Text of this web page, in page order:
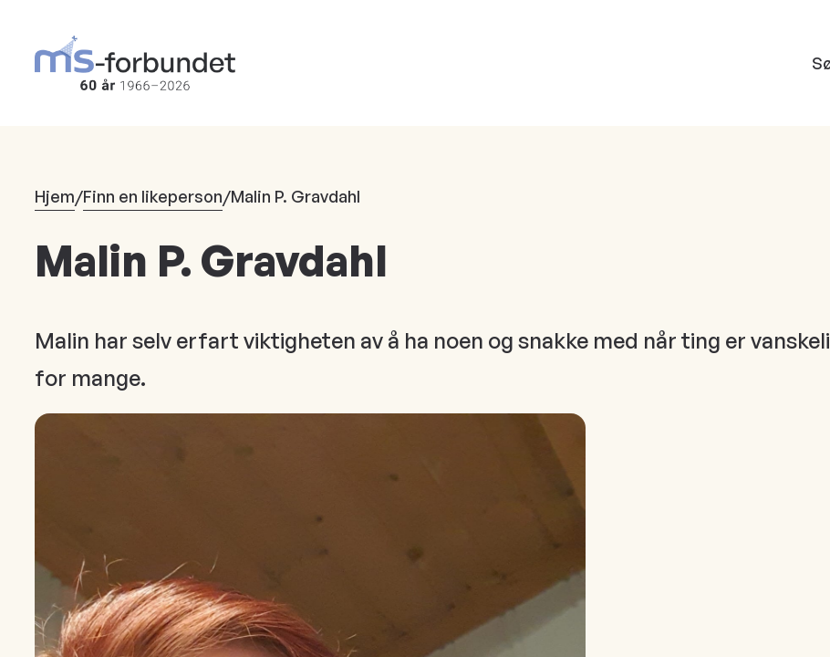
hovedinnhold
Hjem/Finn en likeperson/Malin P. Gravdahl
Malin P. Gravdahl
Malin har selv erfart viktigheten av å ha noen og snakke med når ting er
for mange.